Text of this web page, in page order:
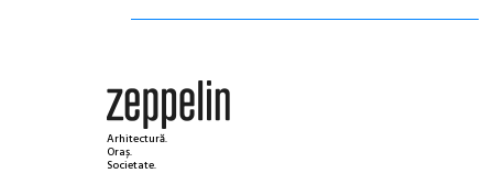
Arhitectură.
Oraș.
Societate.